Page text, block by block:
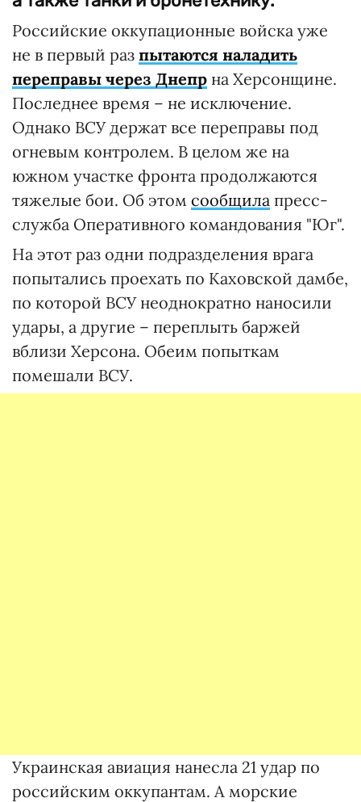
Российские оккупационные войска уже
не в первый раз пытаются наладить
переправы через Днепр на Херсонщине.
Последнее время – не исключение.
Однако ВСУ держат все переправы под
огневым контролем. В целом же на
южном участке фронта продолжаются
тяжелые бои. Об этом сообщила пресс-
служба Оперативного командования "Юг".
На этот раз одни подразделения врага
попытались проехать по Каховской дамбе,
по которой ВСУ неоднократно наносили
удары, а другие – переплыть баржей
вблизи Херсона. Обеим попыткам
помешали ВСУ.
Украинская авиация нанесла 21 удар по
российским оккупантам. А морские